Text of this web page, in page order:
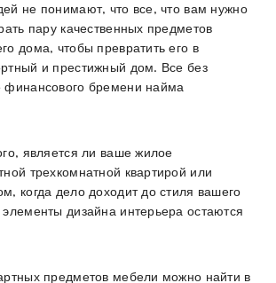
не понимают, что все, что вам нужно
пару качественных предметов
дома, чтобы превратить его в
и престижный дом. Все без
финансового бремени найма
является ли ваше жилое
трехкомнатной квартирой или
когда дело доходит до стиля вашего
дизайна интерьера остаются
предметов мебели можно найти в